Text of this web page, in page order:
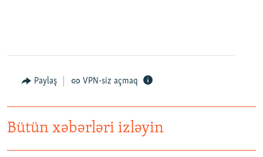
Paylaş VPN-siz açmaq
Bütün xəbərləri izləyin